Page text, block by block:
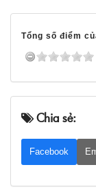
Tổng số điểm
Chia sẻ:
Facebook